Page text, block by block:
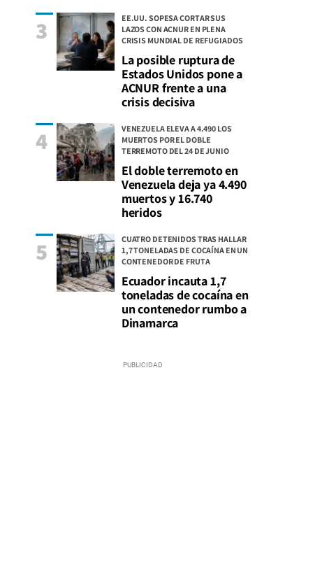
EE.UU. SOPESA CORTAR SUS
LAZOS CON ACNUR EN PLENA
CRISIS MUNDIAL DE REFUGIADOS
La posible ruptura de
Estados Unidos pone a
ACNUR frente a una
crisis decisiva
3
VENEZUELA ELEVA A 4.490 LOS
MUERTOS POR EL DOBLE
TERREMOTO DEL 24 DE JUNIO
El doble terremoto en
Venezuela deja ya 4.490
muertos y 16.740
heridos
4
CUATRO DETENIDOS TRAS HALLAR
1,7 TONELADAS DE COCAÍNA EN UN
CONTENEDOR DE FRUTA
Ecuador incauta 1,7
toneladas de cocaína en
un contenedor rumbo a
Dinamarca
5